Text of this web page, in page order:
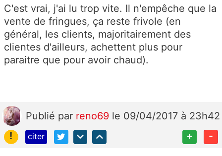
C'est vrai, j'ai lu trop vite. Il n'empêche que la
vente de fringues, ça reste frivole (en
général, les clients, majoritairement des
clientes d'ailleurs, achettent plus pour
paraitre que pour avoir chaud).
Publié par reno69 le 09/04/2017 à 23h42
!
citer + -